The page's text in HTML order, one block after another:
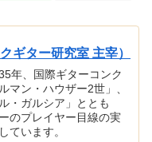
ギター研究室 主宰）
年、国際ギターコンク
マン・ハウザー2世」、
・ガルシア」ととも
のプレイヤー目線の実
ています。